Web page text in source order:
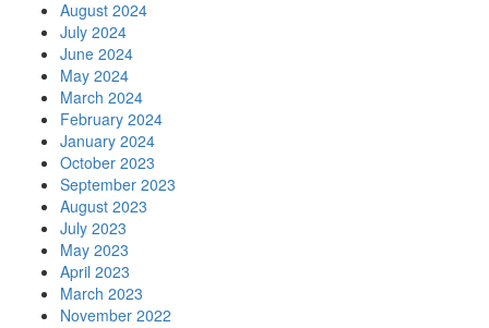
August 2024
July 2024
June 2024
May 2024
March 2024
February 2024
January 2024
October 2023
September 2023
August 2023
July 2023
May 2023
April 2023
March 2023
November 2022